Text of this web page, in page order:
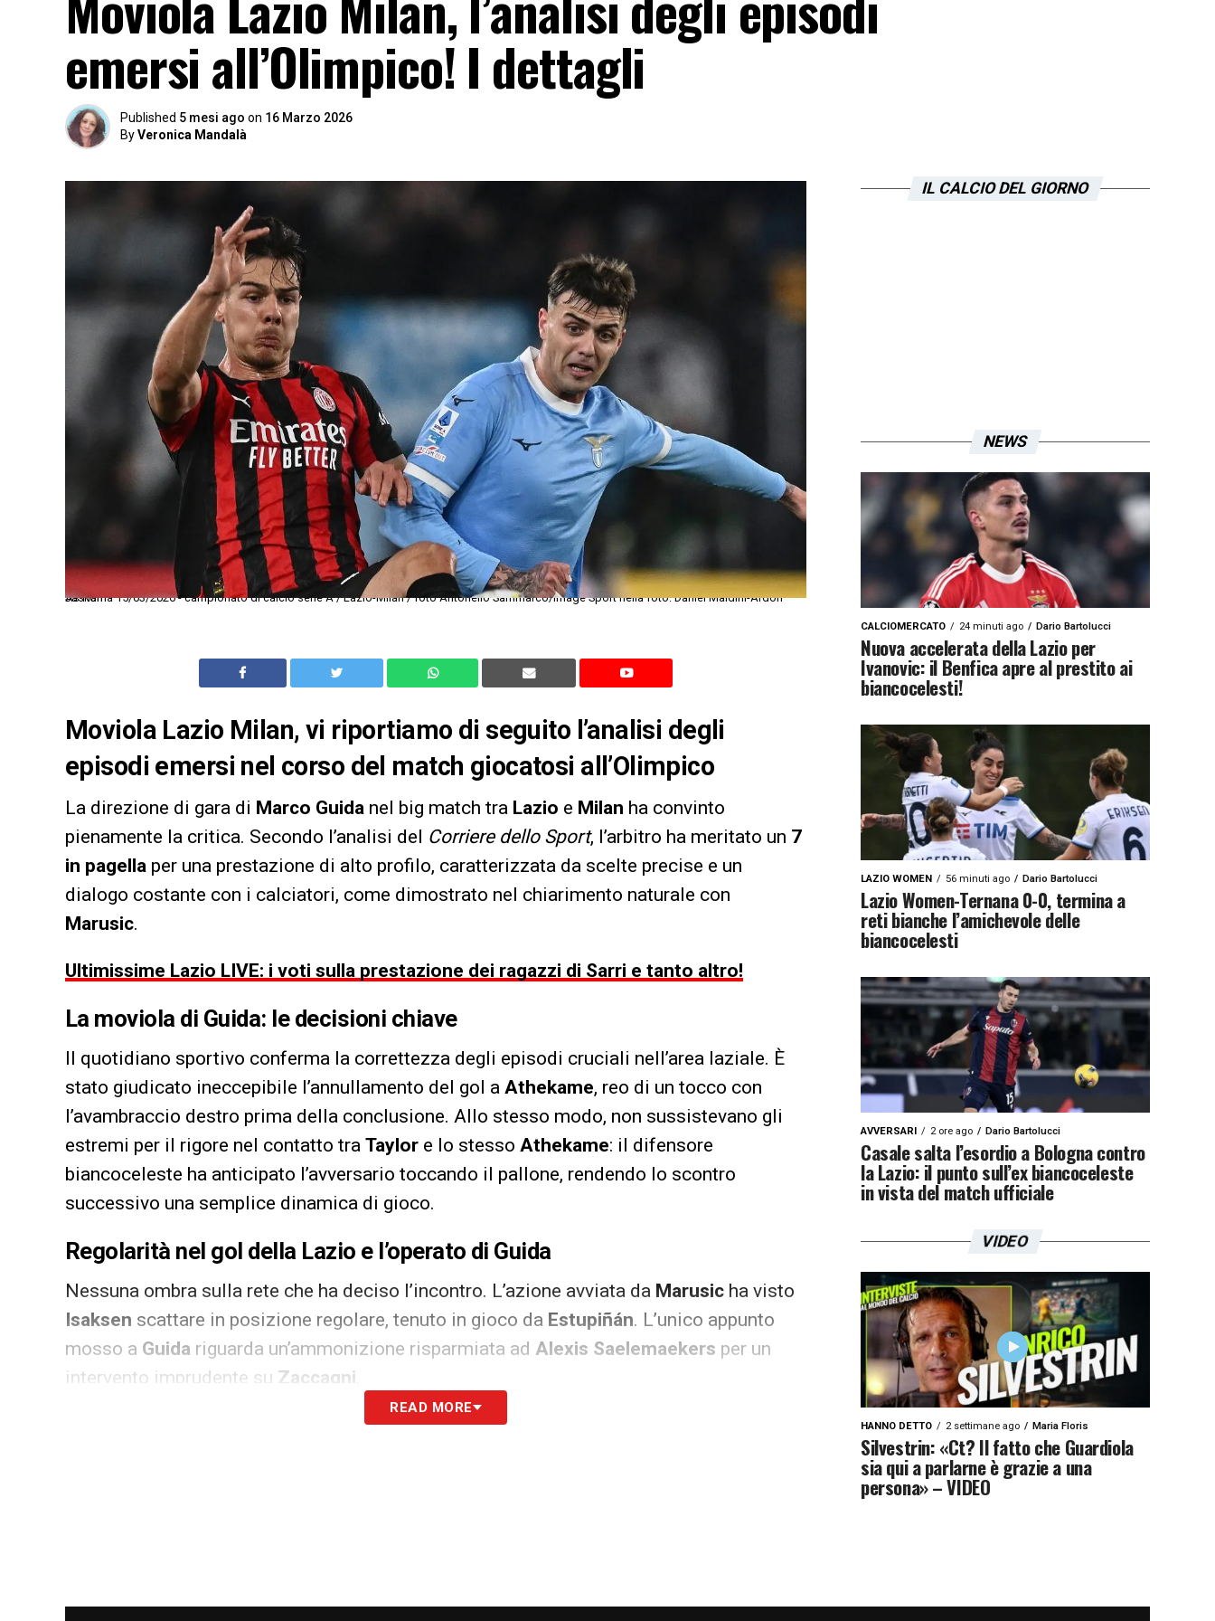
emersi all’Olimpico! I dettagli
Published 5 mesi ago on 16 Marzo 2026
ByVeronica Mandalà
As Roma 15/03/2026 - campionato di calcio serie A / Lazio-Milan / foto Antonello Sammarco/Image Sport nella foto: Daniel Maldini-Ardon Jashari
Moviola Lazio Milan, vi riportiamo di seguito l’analisi degli
episodi emersi nel corso del match giocatosi all’Olimpico
La direzione di gara di Marco Guida nel big match tra Lazio e Milan ha convinto
pienamente la critica. Secondo l’analisi del Corriere dello Sport, l’arbitro ha meritato un 7
in pagella per una prestazione di alto profilo, caratterizzata da scelte precise e un
dialogo costante con i calciatori, come dimostrato nel chiarimento naturale con
Marusic.
Ultimissime Lazio LIVE: i voti sulla prestazione dei ragazzi di Sarri e tanto altro!
La moviola di Guida: le decisioni chiave
Il quotidiano sportivo conferma la correttezza degli episodi cruciali nell’area laziale. È
stato giudicato ineccepibile l’annullamento del gol a Athekame, reo di un tocco con
l’avambraccio destro prima della conclusione. Allo stesso modo, non sussistevano gli
estremi per il rigore nel contatto tra Taylor e lo stesso Athekame: il difensore
biancoceleste ha anticipato l’avversario toccando il pallone, rendendo lo scontro
successivo una semplice dinamica di gioco.
Regolarità nel gol della Lazio e l’operato di Guida
Nessuna ombra sulla rete che ha deciso l’incontro. L’azione avviata da Marusic ha visto
Isaksen scattare in posizione regolare, tenuto in gioco da Estupiñán. L’unico appunto
mosso a Guida riguarda un’ammonizione risparmiata ad Alexis Saelemaekers per un
intervento imprudente su Zaccagni
Promosso anche il VAR nel match di Guida
LA PLAYLIST DELLE NOSTRE TOP NEWS
READ MORE
IL CALCIO DEL GIORNO
NEWS
CALCIOMERCATO 24 minuti ago Dario Bartolucci
Nuova accelerata della Lazio per
Ivanovic: il Benfica apre al prestito ai
biancocelesti!
LAZIO WOMEN 56 minuti ago Dario Bartolucci
Lazio Women-Ternana 0-0, termina a
reti bianche l’amichevole delle
biancocelesti
AVVERSARI 2 ore ago Dario Bartolucci
Casale salta l’esordio a Bologna contro
la Lazio: il punto sull’ex biancoceleste
in vista del match ufficiale
VIDEO
HANNO DETTO 2 settimane ago Maria Floris
Silvestrin: «Ct? Il fatto che Guardiola
sia qui a parlarne è grazie a una
persona» – VIDEO